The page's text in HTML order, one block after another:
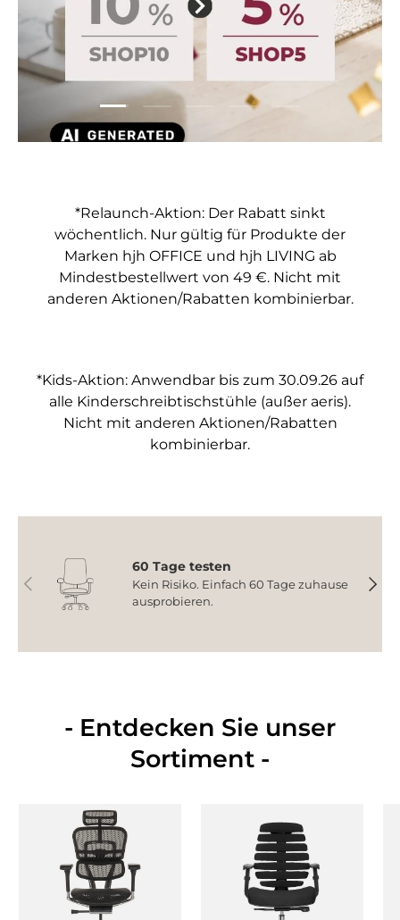
Folie laden 1 von 5
Folie laden 2 von 5
Folie laden 3 von 5
Folie laden 4 von 5
Folie laden 5
*Relaunch-Aktion: Der Rabatt sinkt
wöchentlich. Nur gültig für Produkte der
Marken hjh OFFICE und hjh LIVING ab
Mindestbestellwert von 49 €. Nicht mit
anderen Aktionen/Rabatten kombinierbar.
*Kids-Aktion: Anwendbar bis zum 30.09.26 auf
alle Kinderschreibtischstühle (außer aeris).
Nicht mit anderen Aktionen/Rabatten
kombinierbar.
Vorherige
60 Tage testen
Kein Risiko. Einfach 60 Tage zuhause
ausprobieren.
- Entdecken Sie unser
Sortiment -